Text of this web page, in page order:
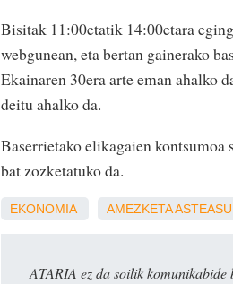
Bisitak 11:00etatik 14:00etara
webgunean, eta bertan gainerako
Ekainaren 30era arte eman ahalko
deitu ahalko da.
Baserrietako elikagaien
bat zozketatuko da.
EKONOMIA AMEZKETAASTEASU
ATARIA ez da soilik komunikabide